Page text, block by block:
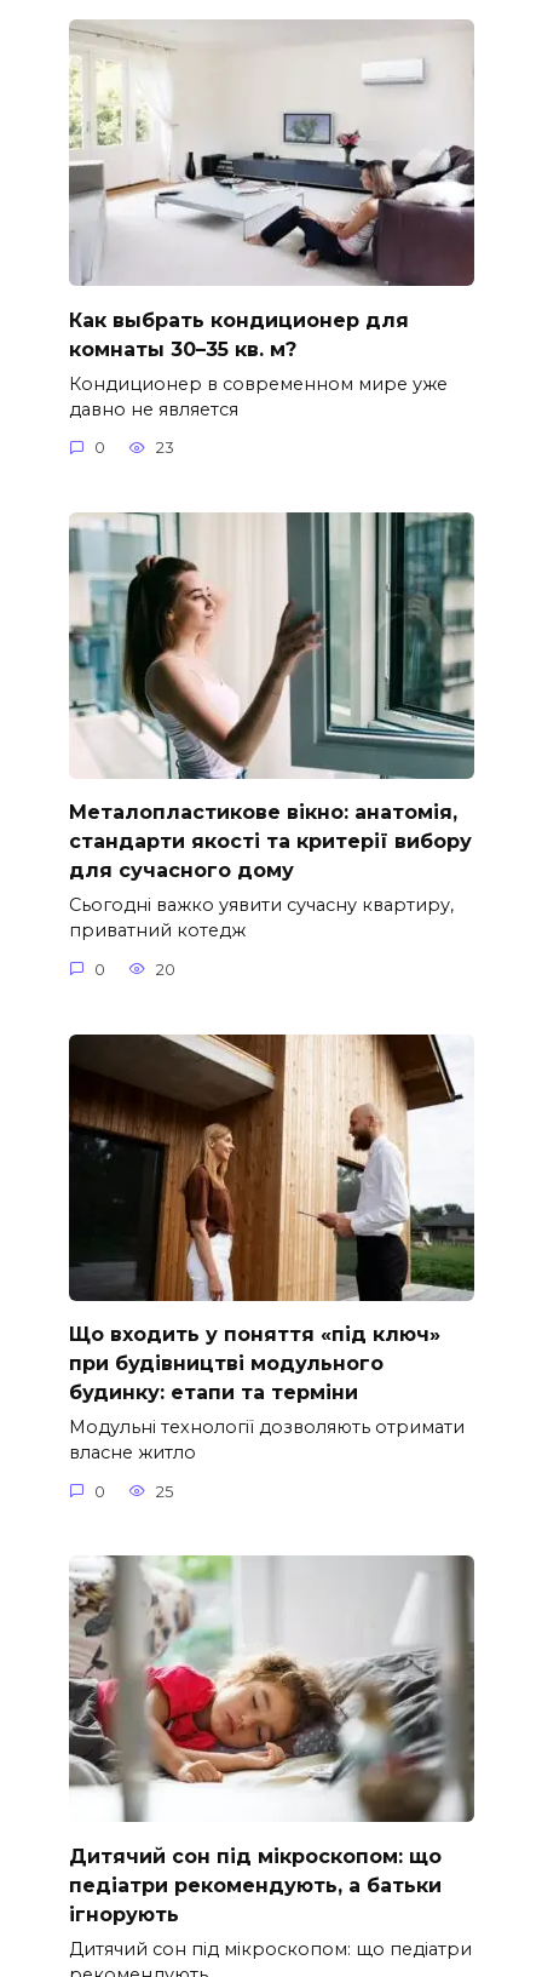
Как выбрать кондиционер для
комнаты 30–35 кв. м?
Кондиционер в современном мире уже
давно не является
0 23
Металопластикове вікно: анатомія,
стандарти якості та критерії вибору
для сучасного дому
Сьогодні важко уявити сучасну квартиру,
приватний котедж
0 20
Що входить у поняття «під ключ»
при будівництві модульного
будинку: етапи та терміни
Модульні технології дозволяють отримати
власне житло
0 25
Дитячий сон під мікроскопом: що
педіатри рекомендують, а батьки
ігнорують
Дитячий сон під мікроскопом: що педіатри